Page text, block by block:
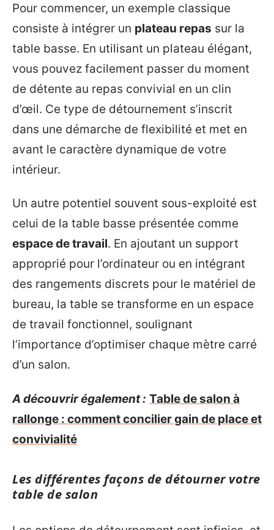
Pour commencer, un exemple classique
consiste à intégrer un plateau repas sur la
table basse. En utilisant un plateau élégant,
vous pouvez facilement passer du moment
de détente au repas convivial en un clin
d’œil. Ce type de détournement s’inscrit
dans une démarche de flexibilité et met en
avant le caractère dynamique de votre
intérieur.
Un autre potentiel souvent sous-exploité est
celui de la table basse présentée comme
espace de travail. En ajoutant un support
approprié pour l’ordinateur ou en intégrant
des rangements discrets pour le matériel de
bureau, la table se transforme en un espace
de travail fonctionnel, soulignant
l’importance d’optimiser chaque mètre carré
d’un salon.
A découvrir également : Table de salon à
rallonge : comment concilier gain de place et
convivialité
Les différentes façons de détourner votre
table de salon